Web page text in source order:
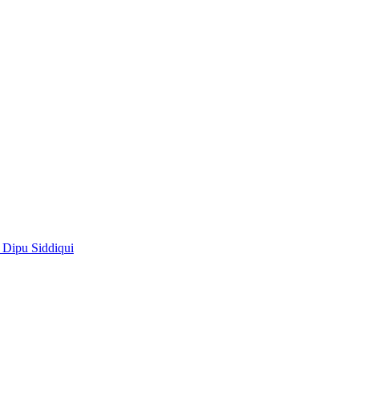
Dipu Siddiqui